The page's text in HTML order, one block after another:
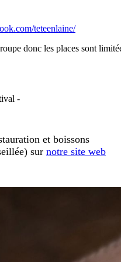
teteenlaine/
donc les places sont
-
et boissons
sur notre site web